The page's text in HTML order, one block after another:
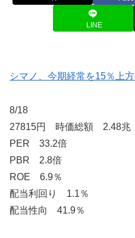
LINE
シマノ、今期経常を15％上
8/18
27815円 時価総額 2.48
PER 33.2倍
PBR 2.8倍
ROE 6.9％
配当利回り 1.1％
配当性向 41.9％